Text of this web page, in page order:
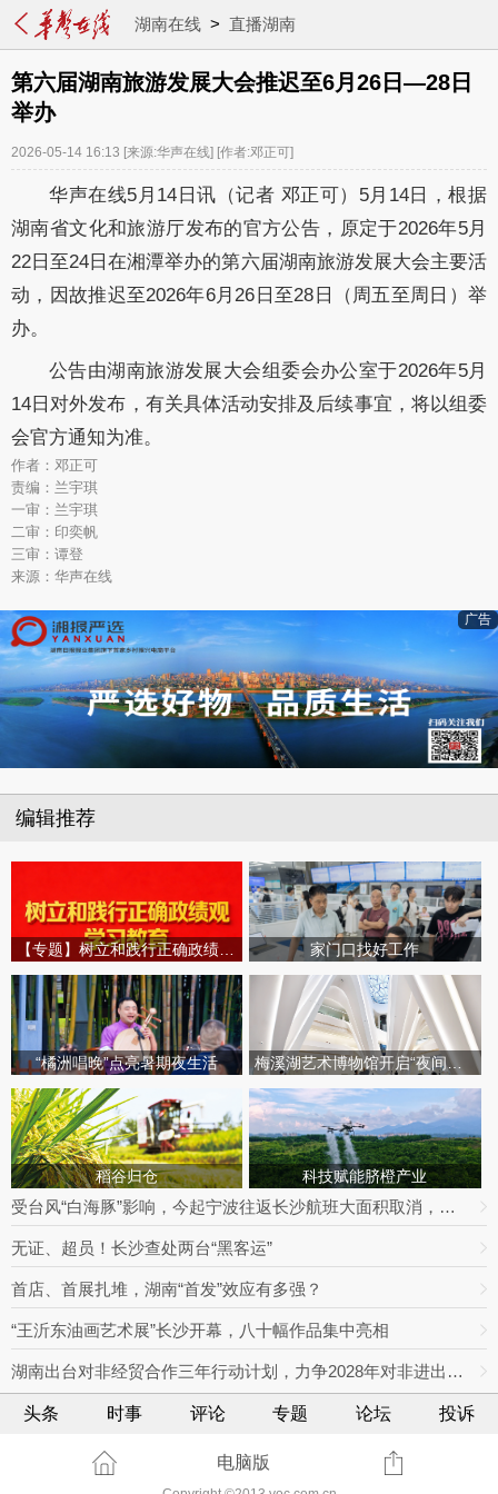
湖南在线> 直播湖南
第六届湖南旅游发展大会推迟至6月26日—28日
举办
2026-05-14 16:13 [来源:华声在线] [作者:邓正可]
华声在线5月14日讯（记者 邓正可）5月14日，根据
湖南省文化和旅游厅发布的官方公告，原定于2026年5月
22日至24日在湘潭举办的第六届湖南旅游发展大会主要活
动，因故推迟至2026年6月26日至28日（周五至周日）举
办。
公告由湖南旅游发展大会组委会办公室于2026年5月
14日对外发布，有关具体活动安排及后续事宜，将以组委
会官方通知为准。
作者：邓正可
责编：兰宇琪
一审：兰宇琪
二审：印奕帆
三审：谭登
来源：华声在线
广告
编辑推荐
家门口找好工作
“橘洲唱晚”点亮暑期夜生活 梅溪湖艺术博物馆开启“夜间模式”
稻谷归仓 科技赋能脐橙产业
受台风“白海豚”影响，今起宁波往返长沙航班大面积取消，明日19趟次全部停飞｜出行早知道
无证、超员！长沙查处两台“黑客运”
首店、首展扎堆，湖南“首发”效应有多强？
“王沂东油画艺术展”长沙开幕，八十幅作品集中亮相
湖南出台对非经贸合作三年行动计划，力争2028年对非进出口额达800亿元
头条 时事 评论 专题 论坛 投诉
电脑版